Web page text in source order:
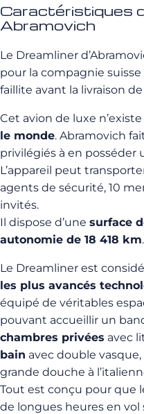
Caractéristiques
Abramovich
Le Dreamliner
pour la compagnie suisse
faillite avant la livraison de
Cet avion de luxe n’existe
le monde. Abramovich
privilégiés à en posséder
L’appareil peut
agents de sécurité, 10
invités.
Il dispose d’une surface
autonomie de 18 418 km.
Le Dreamliner est
les plus avancés
équipé de véritables
pouvant accueillir un
chambres privées avec
bain avec double
grande douche à
Tout est conçu pour que
de longues heures en